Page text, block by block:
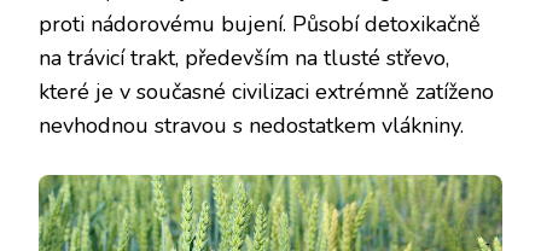
proti nádorovému bujení. Působí detoxikačně
na trávicí trakt, především na tlusté střevo,
které je v současné civilizaci extrémně zatíženo
nevhodnou stravou s nedostatkem vlákniny.